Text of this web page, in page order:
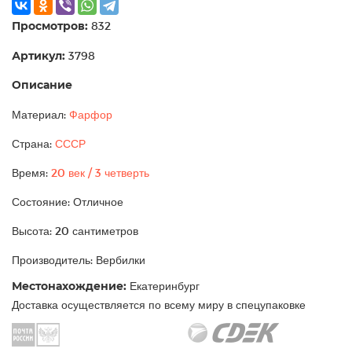
Просмотров: 832
Артикул: 3798
Описание
Материал: Фарфор
Страна: СССР
Время: 20 век / 3 четверть
Состояние: Отличное
Высота: 20 сантиметров
Производитель: Вербилки
Местонахождение: Екатеринбург
Доставка осуществляется по всему миру в спецупаковке